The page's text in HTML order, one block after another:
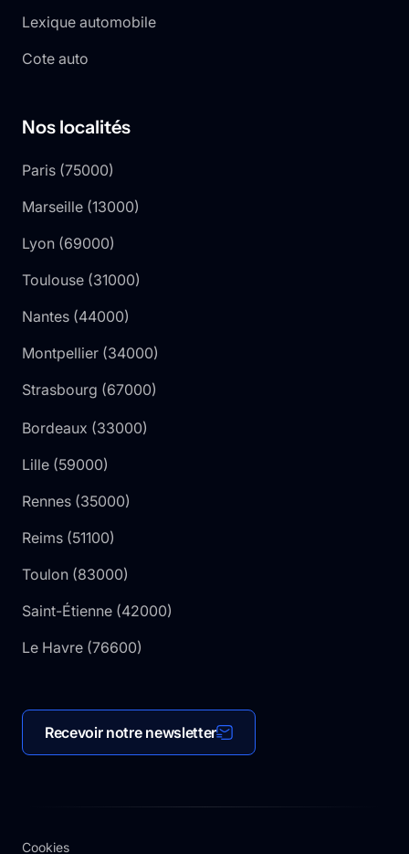
Lexique automobile
Cote auto
Nos localités
Paris (75000)
Marseille (13000)
Lyon (69000)
Toulouse (31000)
Nantes (44000)
Montpellier (34000)
Strasbourg (67000)
Bordeaux (33000)
Lille (59000)
Rennes (35000)
Reims (51100)
Toulon (83000)
Saint-Étienne (42000)
Le Havre (76600)
Recevoir notre newsletter
Cookies